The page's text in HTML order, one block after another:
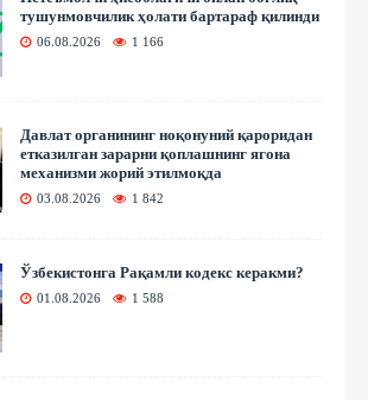
тушунмовчилик ҳолати бартараф қилинди
06.08.2026 1 166
Давлат органининг ноқонуний қароридан
етказилган зарарни қоплашнинг ягона
механизми жорий этилмоқда
03.08.2026 1 842
Ўзбекистонга Рақамли кодекс керакми?
01.08.2026 1 588